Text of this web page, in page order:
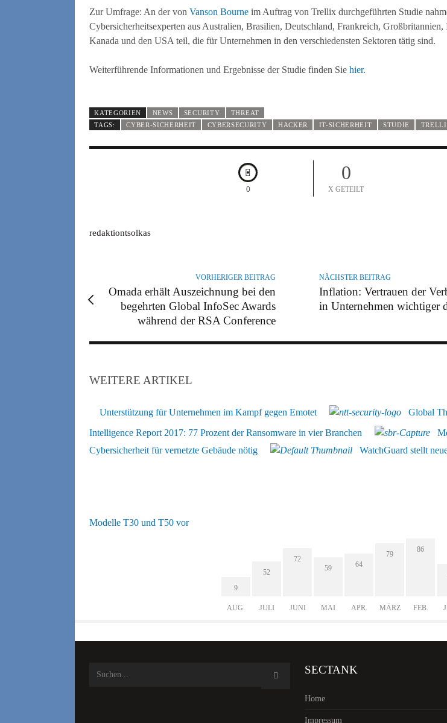
Zur Umfrage: An der von Vanson Bourne im Auftrag von Trellix durchgeführten Studie
Cybersicherheitsexperten aus Australien, Brasilien, Deutschland, Frankreich, Großbritannien,
Kanada und den USA teil, die für Unternehmen in den verschiedensten Sektoren tätig sind.
Weiterführende Informationen und Ergebnisse der Studie finden Sie hier.
KATEGORIEN NEWS SECURITY
THREAT
TAGS:
CYBER-SICHERHEIT CYBERSECURITY HACKER IT-SICHERHEIT STUDIE
0
0
X GETEILT
A
redaktiontsolkas
VORHERIGER BEITRAG
Omada erhält Auszeichnung bei den
begehrten Global InfoSec Awards
während der RSA Conference
NÄCHSTER BEITRAG
Inflation: Vertrauen der
in Unternehmen wichtiger
WEITERE ARTIKEL
Unterstützung für Unternehmen im Kampf gegen Emotet
Global
Intelligence Report 2017: 77 Prozent der Ransomware in vier Branchen
Cybersicherheit für vernetzte Gebäude nötig
WatchGuard stellt
Modelle T30 und T50 vor
9
AUG.
52
JULI
72
JUNI
59
MAI
64
APR.
79
MÄRZ
86
FEB.
SECTANK
Home
Impressum